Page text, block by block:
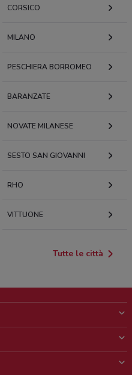
CORSICO
MILANO
PESCHIERA BORROMEO
BARANZATE
NOVATE MILANESE
SESTO SAN GIOVANNI
RHO
VITTUONE
Tutte le città